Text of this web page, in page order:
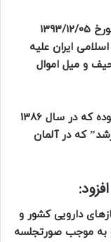
محمد جواد حشمتی گفت: موضوع شکایت مورخ 1393/12/05
ایران علیه
و میل اموال
او کارمند پیمانی جمعیت هلال احمر بوده که در سال 1386
که در آلمان
دارویی کشور و
و به موجب صورتجلسه